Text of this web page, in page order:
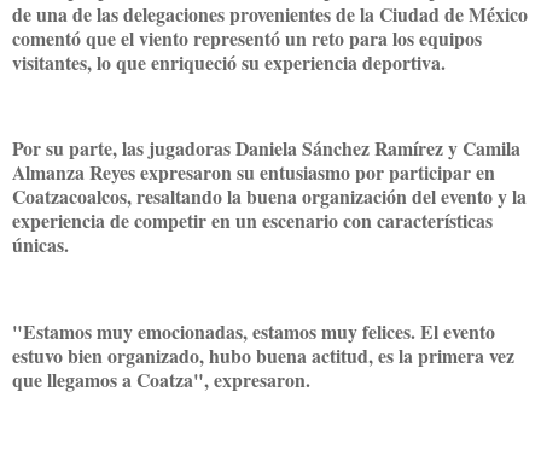
de una de las delegaciones provenientes de la Ciudad de México
comentó que el viento representó un reto para los equipos
visitantes, lo que enriqueció su experiencia deportiva.
Por su parte, las jugadoras Daniela Sánchez Ramírez y Camila
Almanza Reyes expresaron su entusiasmo por participar en
Coatzacoalcos, resaltando la buena organización del evento y la
experiencia de competir en un escenario con características
únicas.
"Estamos muy emocionadas, estamos muy felices. El evento
estuvo bien organizado, hubo buena actitud, es la primera vez
que llegamos a Coatza", expresaron.